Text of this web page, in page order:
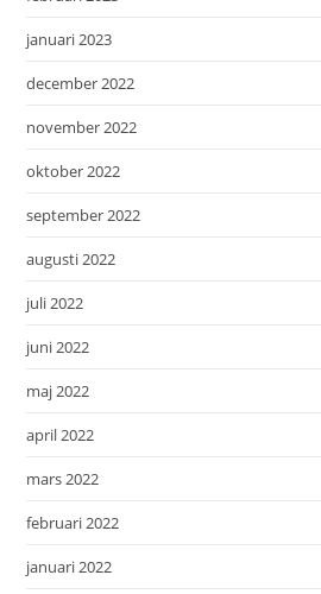
januari 2023
december 2022
november 2022
oktober 2022
september 2022
augusti 2022
juli 2022
juni 2022
maj 2022
april 2022
mars 2022
februari 2022
januari 2022